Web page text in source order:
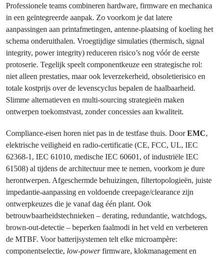
Professionele teams combineren hardware, firmware en mechanica
in een geïntegreerde aanpak. Zo voorkom je dat latere
aanpassingen aan printafmetingen, antenne‑plaatsing of koeling het
schema onderuithalen. Vroegtijdige simulaties (thermisch, signal
integrity, power integrity) reduceren risico’s nog vóór de eerste
protoserie. Tegelijk speelt componentkeuze een strategische rol:
niet alleen prestaties, maar ook leverzekerheid, obsoletierisico en
totale kostprijs over de levenscyclus bepalen de haalbaarheid.
Slimme alternatieven en multi-sourcing strategieën maken
ontwerpen toekomstvast, zonder concessies aan kwaliteit.
Compliance-eisen horen niet pas in de testfase thuis. DoorEMC,
elektrische veiligheid en radio‑certificatie (CE, FCC, UL, IEC
62368‑1, IEC 61010, medische IEC 60601, of industriële IEC
61508) al tijdens de architectuur mee te nemen, voorkom je dure
herontwerpen. Afgeschermde behuizingen, filtertopologieën, juiste
impedantie-aanpassing en voldoende creepage/clearance zijn
ontwerpkeuzes die je vanaf dag één plant. Ook
betrouwbaarheidstechnieken – derating, redundantie, watchdogs,
brown‑out‑detectie – beperken faalmodi in het veld en verbeteren
de MTBF. Voor batterijsystemen telt elke microampère:
componentselectie, low-powerfirmware, klokmanagement en